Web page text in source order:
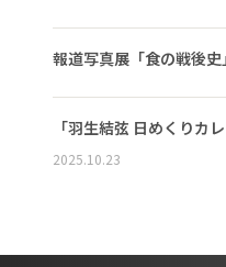
報道写真展「食の戦後
「羽生結弦 日めくりカ
2025.10.23